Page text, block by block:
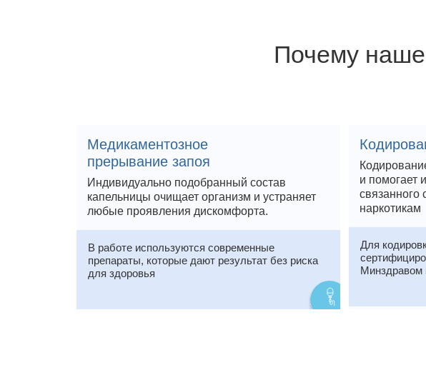
Почему
Медикаментозное
прерывание запоя
Индивидуально подобранный состав
капельницы очищает организм и устраняет
любые проявления дискомфорта.
В работе используются современные
препараты, которые дают результат без риска
для здоровья
и помогает
связанного
наркотикам
Для
Минздравом